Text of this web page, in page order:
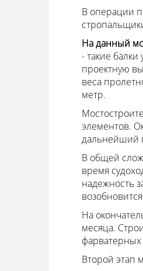
В операции
На данный
- такие
проектную
веса
метр.
элементов.
дальнейший
В общей
время
надежность
На
месяца.
фарватерных
Второй этап